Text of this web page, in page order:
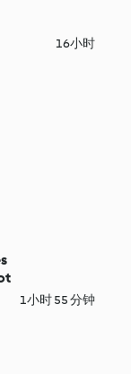
16小时
1小时 55 分钟